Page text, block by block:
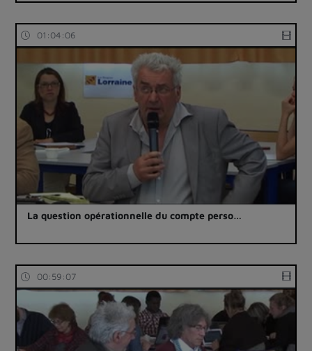
01:04:06
La question opérationnelle du compte perso…
00:59:07